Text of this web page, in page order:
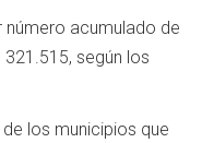
número acumulado de
según los
los municipios que